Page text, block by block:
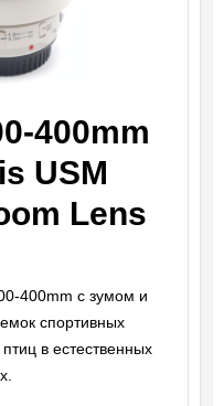
400mm
USM
Lens
400mm с зумом и
спортивных
в естественных